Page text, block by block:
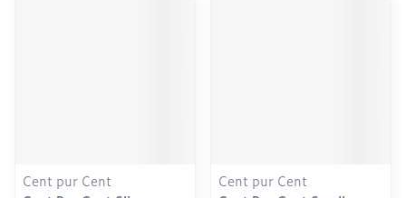
Cent pur Cent
Cent pur Cent